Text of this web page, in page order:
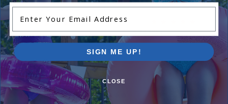
Flex-Sticks Action Dive Game
5.00 (2)
$15.99 $18.99
requin de 72 pouces
$24.99 $29.99
SIGN ME UP!
CLOSE